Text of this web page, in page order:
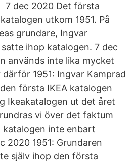
7 dec 2020 Det första
utkom 1951. På
grundare, Ingvar
ihop katalogen. 7 dec
används inte lika mycket
därför 1951: Ingvar Kamprad
första IKEA katalogen
Ikeakatalogen ut det året
vi över det faktum
inte enbart
2020 1951: Grundaren
själv ihop den första